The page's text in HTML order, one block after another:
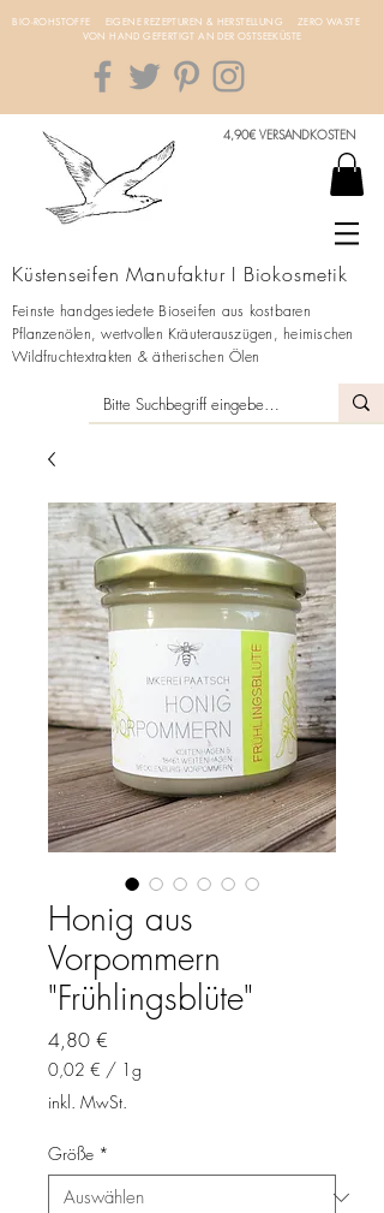
BIO-ROHSTOFFE EIGENE REZEPTUREN & HERSTELLUNG ZERO WASTE
VON HAND GEFERTIGT AN DER OSTSEEKÜSTE
4,90€ VERSANDKOSTEN
Küstenseifen Manufaktur I Biokosmetik
Feinste handgesiedete Bioseifen aus kostbaren
Pflanzenölen, wertvollen Kräuterauszügen, heimischen
Wildfruchtextrakten & ätherischen Ölen
Honig aus
Vorpommern
"Frühlingsblüte"
4,80 €
0,02 € / 1g
0,02 €
pro
Gram
inkl. MwSt.
Größe *